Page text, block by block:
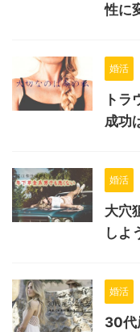
性に
婚活
トラ
成功
婚活
大穴
しよ
婚活
30代